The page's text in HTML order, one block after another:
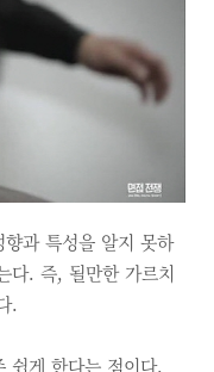
과 특성을 알지 못하
다. 즉, 될만한 가르치
.
쉽게 한다는 점이다.